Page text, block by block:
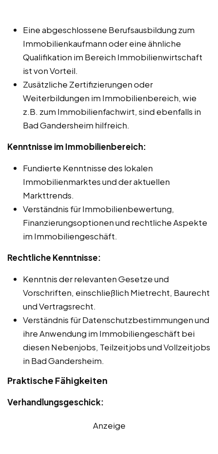
Eine abgeschlossene Berufsausbildung zum
Immobilienkaufmann oder eine ähnliche
Qualifikation im Bereich Immobilienwirtschaft
ist von Vorteil.
Zusätzliche Zertifizierungen oder
Weiterbildungen im Immobilienbereich, wie
z.B. zum Immobilienfachwirt, sind ebenfalls in
Bad Gandersheim hilfreich.
Kenntnisse im Immobilienbereich:
Fundierte Kenntnisse des lokalen
Immobilienmarktes und der aktuellen
Markttrends.
Verständnis für Immobilienbewertung,
Finanzierungsoptionen und rechtliche Aspekte
im Immobiliengeschäft.
Rechtliche Kenntnisse:
Kenntnis der relevanten Gesetze und
Vorschriften, einschließlich Mietrecht, Baurecht
und Vertragsrecht.
Verständnis für Datenschutzbestimmungen und
ihre Anwendung im Immobiliengeschäft bei
diesen Nebenjobs, Teilzeitjobs und Vollzeitjobs
in Bad Gandersheim.
Praktische Fähigkeiten
Verhandlungsgeschick:
Anzeige